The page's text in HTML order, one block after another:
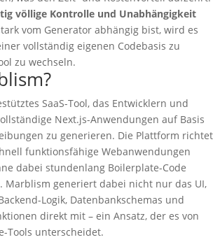
völlige Kontrolle und Unabhängigkeit
vom Generator abhängig bist, wird es
vollständig eigenen Codebasis zu
zu wechseln.
SaaS-Tool, das Entwicklern und
Next.js-Anwendungen auf Basis
zu generieren. Die Plattform richtet
funktionsfähige Webanwendungen
dabei stundenlang Boilerplate-Code
Marblism generiert dabei nicht nur das UI,
Logik, Datenbankschemas und
direkt mit – ein Ansatz, der es von
Tools unterscheidet.